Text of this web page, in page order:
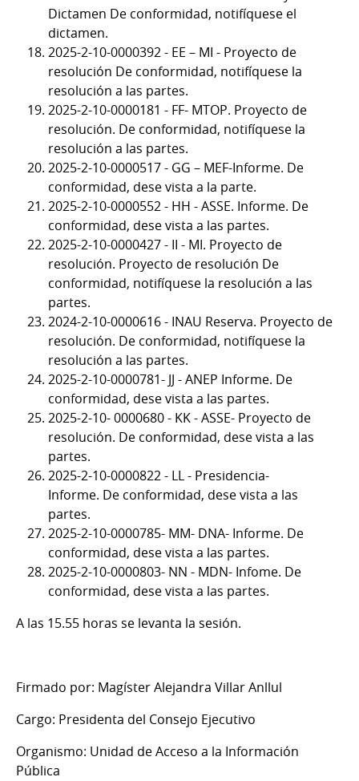
Dictamen De conformidad, notifíquese el
dictamen.
2025-2-10-0000392 - EE – MI - Proyecto de
resolución De conformidad, notifíquese la
resolución a las partes.
2025-2-10-0000181 - FF- MTOP. Proyecto de
resolución. De conformidad, notifíquese la
resolución a las partes.
2025-2-10-0000517 - GG – MEF-Informe. De
conformidad, dese vista a la parte.
2025-2-10-0000552 - HH - ASSE. Informe. De
conformidad, dese vista a las partes.
2025-2-10-0000427 - II - MI. Proyecto de
resolución. Proyecto de resolución De
conformidad, notifíquese la resolución a las
partes.
2024-2-10-0000616 - INAU Reserva. Proyecto de
resolución. De conformidad, notifíquese la
resolución a las partes.
2025-2-10-0000781- JJ - ANEP Informe. De
conformidad, dese vista a las partes.
2025-2-10- 0000680 - KK - ASSE- Proyecto de
resolución. De conformidad, dese vista a las
partes.
2025-2-10-0000822 - LL - Presidencia-
Informe. De conformidad, dese vista a las
partes.
2025-2-10-0000785- MM- DNA- Informe. De
conformidad, dese vista a las partes.
2025-2-10-0000803- NN - MDN- Infome. De
conformidad, dese vista a las partes.
A las 15.55 horas se levanta la sesión.
Firmado por: Magíster Alejandra Villar Anllul
Cargo: Presidenta del Consejo Ejecutivo
Organismo: Unidad de Acceso a la Información
Pública